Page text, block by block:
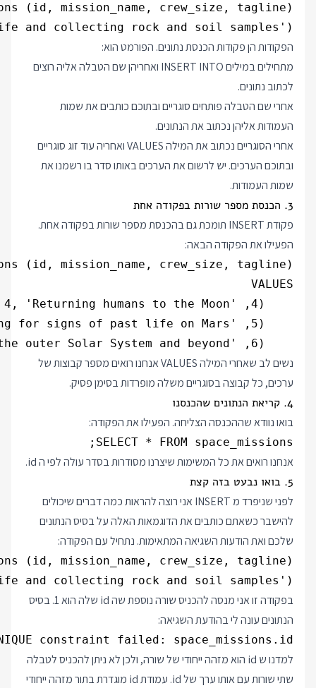
and collecting rock and soil samples');
הפקודות הן פקודות הכנסת נתונים. הפורמט הוא:
מתחילים במילים INSERT INTO ואחריהן שם הטבלה אליה רוצים
לכתוב נתונים.
אחרי שם הטבלה פותחים סוגריים ובתוכם כותבים את שמות
העמודות אליהן נכתוב את הנתונים.
אחרי הסוגריים נכתוב את המילה VALUES ואחריה עוד זוג סוגריים
ובתוכם הערכים. יש לרשום את הערכים באותו סדר בו רשמנו את
שמות העמודות.
3. הכנסת מספר שורות בפקודה אחת
פקודת INSERT תומכת גם בהכנסת מספר שורות בפקודה אחת.
הפעילו את הפקודה הבאה:
    (6, 'Voyager 3', 0, 'Exploring the outer Solar System and beyond');
נשים לב שאחרי המילה VALUES אנחנו רואים מספר קבוצות של
ערכים, כל קבוצה בסוגריים משלה מופרדות בסימן פסיק.
4. קריאת הנתונים שהכנסנו
בואו נוודא שההכנסה הצליחה. הפעילו את הפקודה:
SELECT * FROM space_missions;
אנחנו רואים את כל המשימות שיצרנו מסודרות בסדר עולה לפי ה id.
5. בואו נבעט בזה קצת
לפני שניפרד מ INSERT אני רוצה להראות כמה דברים שיכולים
להישבר כשאתם כותבים את הדוגמאות האלה על בסיס הנתונים
שלכם ואת הודעות השגיאה המתאימות. נתחיל עם הפקודה:
and collecting rock and soil samples');
בפקודה זו אני מנסה להכניס שורה נוספת שה id שלה הוא 1. בסיס
הנתונים עונה לי בהודעת השגיאה:
constraint failed: space_missions.id
למדנו ש id הוא מזהה ייחודי של שורה, ולכן לא ניתן להכניס לטבלה
שתי שורות עם אותו ערך של id. עמודת id מוגדרת בתור מזהה ייחודי